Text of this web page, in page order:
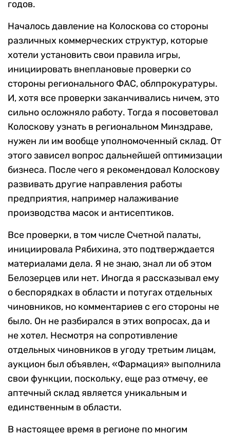
годов.
Началось давление на Колоскова со стороны
различных коммерческих структур, которые
хотели установить свои правила игры,
инициировать внеплановые проверки со
стороны регионального ФАС, облпрокуратуры.
И, хотя все проверки заканчивались ничем, это
сильно осложняло работу. Тогда я посоветовал
Колоскову узнать в региональном Минздраве,
нужен ли им вообще уполномоченный склад. От
этого зависел вопрос дальнейшей оптимизации
бизнеса. После чего я рекомендовал Колоскову
развивать другие направления работы
предприятия, например налаживание
производства масок и антисептиков.
Все проверки, в том числе Счетной палаты,
инициировала Рябихина, это подтверждается
материалами дела. Я не знаю, знал ли об этом
Белозерцев или нет. Иногда я рассказывал ему
о беспорядках в области и потугах отдельных
чиновников, но комментариев с его стороны не
было. Он не разбирался в этих вопросах, да и
не хотел. Несмотря на сопротивление
отдельных чиновников в угоду третьим лицам,
аукцион был объявлен, «Фармация» выполнила
свои функции, поскольку, еще раз отмечу, ее
аптечный склад является уникальным и
единственным в области.
В настоящее время в регионе по многим